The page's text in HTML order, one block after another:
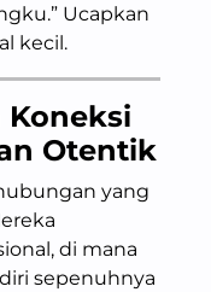
Ucapkan
kecil.
Otentik
yang
di mana
sepenuhnya